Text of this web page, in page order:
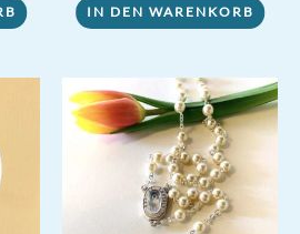
IN DEN WARENKORB